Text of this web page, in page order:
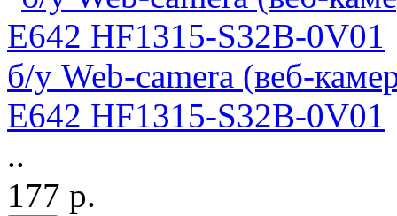
б/у Web-camera (веб-
E642 HF1315-S32B-0V01
..
177 р.